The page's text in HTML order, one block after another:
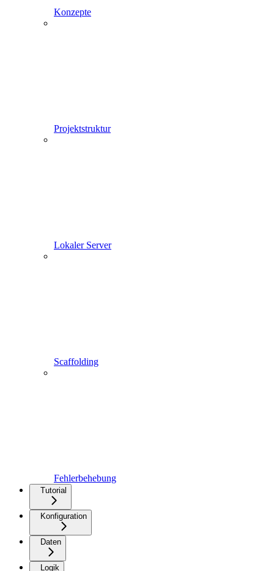
Konzepte
Projektstruktur
Lokaler Server
Scaffolding
Fehlerbehebung
Tutorial
Konfiguration
Daten
Logik